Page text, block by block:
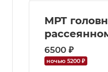
МРТ
6500 ₽
ночью 5200 ₽